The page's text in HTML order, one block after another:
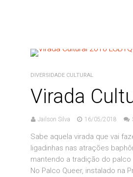
DIVERSIDADE CULTURAL
Virada
Jailson Silva 16/05/2018
Sabe aquela virada que vai
ligadinhas nas atrações
mantendo a tradição do
No Palco Queer, instalado na